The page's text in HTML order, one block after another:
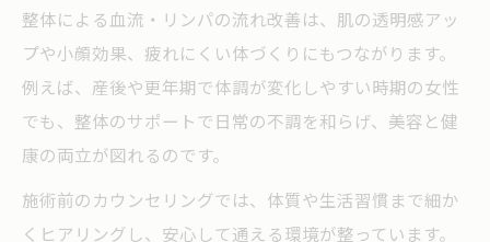
整体による血流・リンパの流れ改善は、肌の透明感アッ
プや小顔効果、疲れにくい体づくりにもつながります。
例えば、産後や更年期で体調が変化しやすい時期の女性
でも、整体のサポートで日常の不調を和らげ、美容と健
康の両立が図れるのです。
施術前のカウンセリングでは、体質や生活習慣まで細か
くヒアリングし、安心して通える環境が整っています。